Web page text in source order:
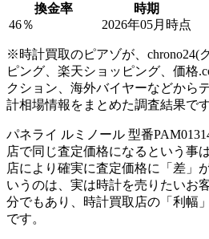
換金率
時期
46％
2026年05月時点
※時計買取のピアゾが、chrono24(
ピング、楽天ショッピング、価格
クション、海外バイヤーなどから
計相場情報をまとめた調査結果です
パネライ ルミノール 型番
店で同じ査定価格になるという事
店により確実に査定価格に「差」
いうのは、実は時計を売りたいお
分でもあり、時計買取店の「利幅
です。